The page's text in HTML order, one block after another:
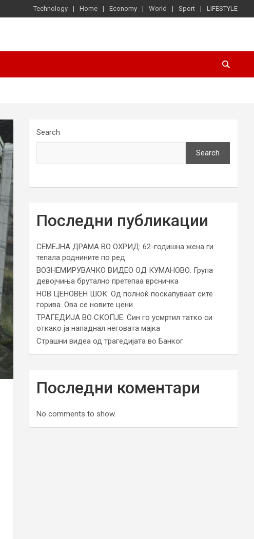
Technology Home Economy World Sport LIFESTYLE
Search
Search
Последни публикации
СЕМЕЈНА ДРАМА ВО ОХРИД: 62-годишна жена ги
тепала роднините по ред
ВОЗНЕМИРУВАЧКО ВИДЕО ОД КУМАНОВО: Група
девојчиња брутално претепаа врсничка
НОВ ЦЕНОВЕН ШОК: Од полноќ поскапуваат сите
горива. Ова се новите цени
ТРАГЕДИЈА ВО СКОПЈЕ: Син го усмртил татко си
откако ја нападнал неговата мајка
Страшни видеа од трагедијата во Банког
Последни коментари
No comments to show.